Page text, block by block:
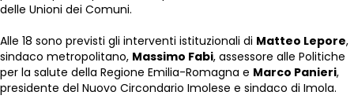
delle Unioni dei Comuni.
Alle 18 sono previsti gli interventi istituzionali di Matteo Lepore,
sindaco metropolitano, Massimo Fabi, assessore alle Politiche
per la salute della Regione Emilia-Romagna e Marco Panieri,
presidente del Nuovo Circondario Imolese e sindaco di Imola.